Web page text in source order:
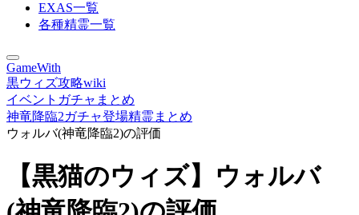
EXAS一覧
各種精霊一覧
GameWith
黒ウィズ攻略wiki
イベントガチャまとめ
神竜降臨2ガチャ登場精霊まとめ
ウォルバ(神竜降臨2)の評価
【黒猫のウィズ】ウォルバ